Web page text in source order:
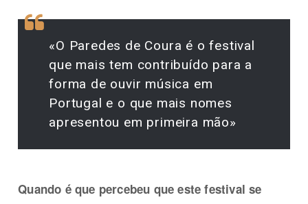
«O Paredes de Coura é o festival
que mais tem contribuído para a
forma de ouvir música em
Portugal e o que mais nomes
apresentou em primeira mão»
Quando é que percebeu que este festival se